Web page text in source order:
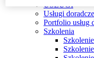
USŁUGI
Usługi doradcze
Portfolio usług
Szkolenia